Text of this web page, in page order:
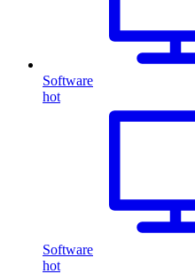
Software
hot
Software
hot